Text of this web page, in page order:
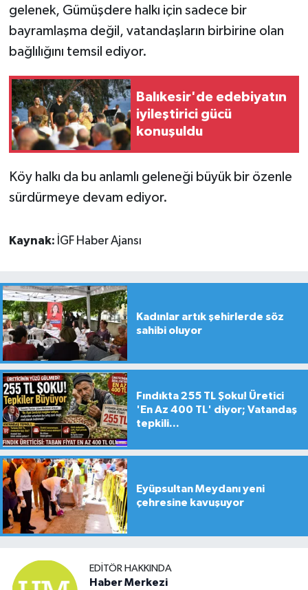
gelenek, Gümüşdere halkı için sadece bir
bayramlaşma değil, vatandaşların birbirine olan
bağlılığını temsil ediyor.
Balıkesir'de edebiyatın
iyileştirici gücü
konuşuldu
Köy halkı da bu anlamlı geleneği büyük bir özenle
sürdürmeye devam ediyor.
Kaynak: İGF Haber Ajansı
Kadınlar artık şehirlerde söz
sahibi oluyor
Fındıkta 255 TL Şoku! Üretici
'En Az 400 TL' diyor; Vatandaş
tepkili...
Eyüpsultan Meydanı yeni
çehresine kavuşuyor
EDITÖR HAKKINDA
Haber Merkezi